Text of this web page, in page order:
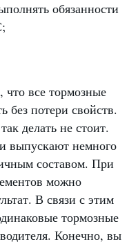
обязанности
все тормозные
потери свойств.
делать не стоит.
выпускают немного
составом. При
можно
В связи с этим
тормозные
Конечно, вы